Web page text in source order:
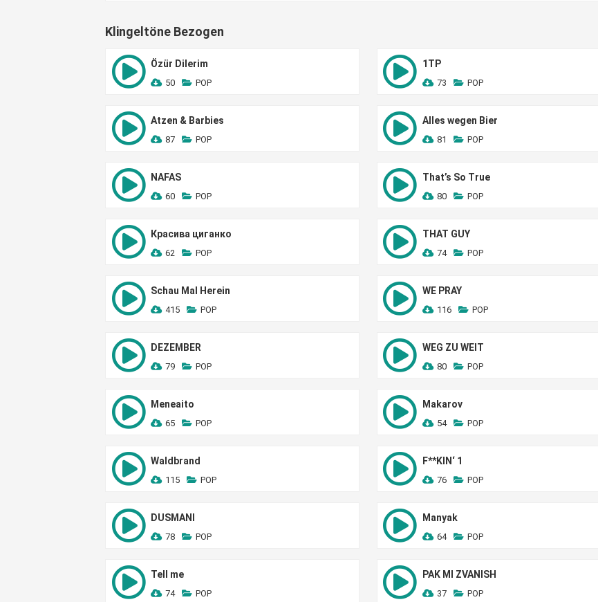
Klingeltöne Bezogen
Özür Dilerim
50 POP
1TP
73 POP
Atzen & Barbies
87 POP
Alles wegen Bier
81 POP
NAFAS
60 POP
That’s So True
80 POP
Красива циганко
62 POP
THAT GUY
74 POP
Schau Mal Herein
415 POP
WE PRAY
116 POP
DEZEMBER
79 POP
WEG ZU WEIT
80 POP
Meneaito
65 POP
Makarov
54 POP
Waldbrand
115 POP
F**KIN‘ 1
76 POP
DUSMANI
78 POP
Manyak
64 POP
Tell me
74 POP
PAK MI ZVANISH
37 POP